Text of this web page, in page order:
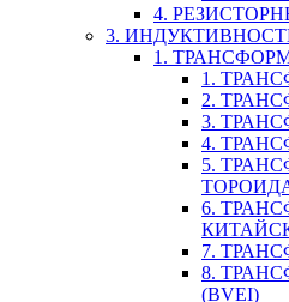
4.
3.
1.
1.
2.
3.
4.
5.
6.
7.
8.
(BVEI)